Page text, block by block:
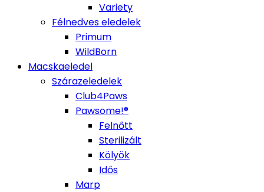
Variety
Félnedves eledelek
Primum
WildBorn
Macskaeledel
Szárazeledelek
Club4Paws
Pawsome!®
Felnőtt
Sterilizált
Kölyök
Idős
Marp